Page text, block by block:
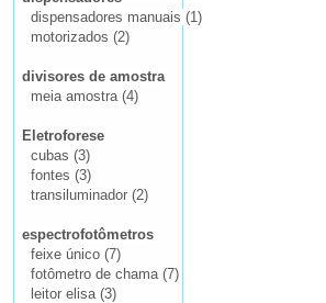
dispensadores manuais (1)
motorizados (2)
divisores de amostra
meia amostra (4)
Eletroforese
cubas (3)
fontes (3)
transiluminador (2)
espectrofotômetros
feixe único (7)
fotômetro de chama (7)
leitor elisa (3)